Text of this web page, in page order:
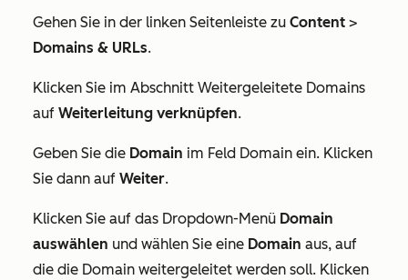
Gehen Sie in der linken Seitenleiste zu Content >
Domains & URLs.
Klicken Sie im Abschnitt Weitergeleitete Domains
auf Weiterleitung verknüpfen.
Geben Sie die Domain im Feld Domain ein. Klicken
Sie dann auf Weiter.
Klicken Sie auf das Dropdown-Menü Domain
auswählen und wählen Sie eine Domain aus, auf
die die Domain weitergeleitet werden soll. Klicken